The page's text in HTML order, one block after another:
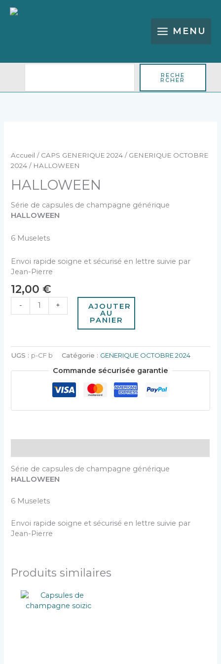
MENU
RECHE
RCHER
Accueil / CAPS GENERIQUE 2024 / GENERIQUE OCTOBRE
2024 / HALLOWEEN
HALLOWEEN
Série de capsules de champagne générique
HALLOWEEN
6 Muselets
Envoi rapide soigne et sécurisé en lettre suivie par
Jean-Pierre
12,00 €
-
HALLOWEEN
+ AJOUTER
AU
PANIER
UGS : p-CF b Catégorie : GENERIQUE OCTOBRE 2024
Commande sécurisée garantie
Série de capsules de champagne générique
HALLOWEEN
6 Muselets
Envoi rapide soigne et sécurisé en lettre suivie par
Jean-Pierre
Produits similaires